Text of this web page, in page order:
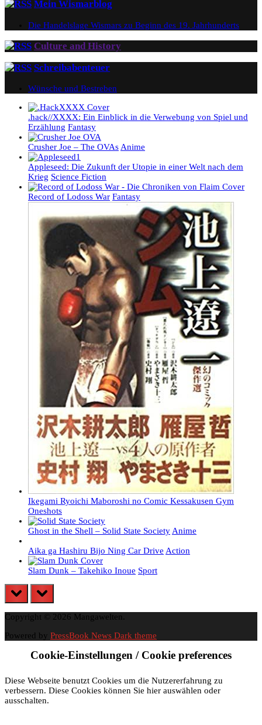
Mein Wismarblog
Die Handelslage Wismars zu Beginn des 19. Jahrhunderts
Culture and History
Schreibabenteuer
Wünsche und Bestreben
.hack//XXXX: Ein Einblick in die Verwebung von Spiel und
Erzählung Fantasy
Crusher Joe – The OVAs Anime
Appleseed: Die Zukunft der Utopie in einer Welt nach dem
Krieg Science Fiction
Record of Lodoss War Fantasy
Ikegami Ryoichi Maboroshi no Comic Kessakusen Gym
Oneshots
Ghost in the Shell – Solid State Society Anime
Aika ga Hashiru Bijo Ning Car Drive Action
Slam Dunk – Takehiko Inoue Sport
prev next
Copyright © 2026 Mangawelten.
Powered by PressBook News Dark theme
Cookie-Einstellungen / Cookie preferences
Diese Webseite benutzt Cookies um die Nutzererfahrung zu
verbessern. Diese Cookies können Sie hier auswählen oder
ausschalten.